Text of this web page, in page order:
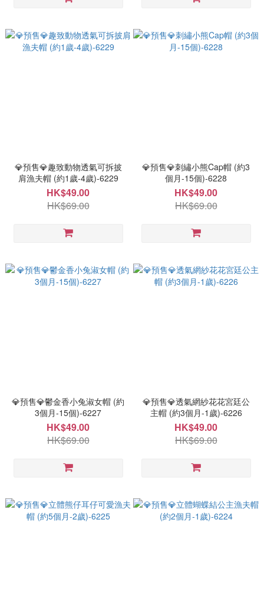
💎預售💎趣致動物透氣可拆披
肩漁夫帽 (約1歲-4歲)-6229
HK$49.00
HK$69.00
💎預售💎刺繡小熊Cap帽 (約3
個月-15個)-6228
HK$49.00
HK$69.00
💎預售💎鬱金香小兔淑女帽 (約
3個月-15個)-6227
HK$49.00
HK$69.00
💎預售💎透氣網紗花花宮廷公
主帽 (約3個月-1歲)-6226
HK$49.00
HK$69.00